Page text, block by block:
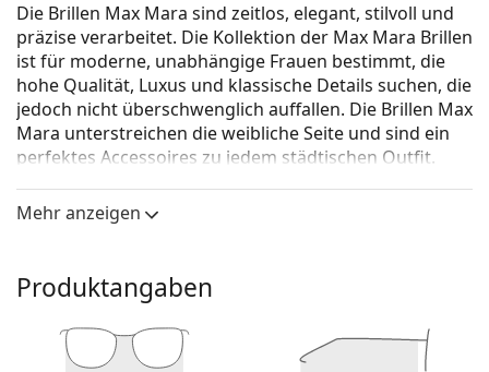
Die Brillen Max Mara sind zeitlos, elegant, stilvoll und
präzise verarbeitet. Die Kollektion der Max Mara Brillen
ist für moderne, unabhängige Frauen bestimmt, die
hohe Qualität, Luxus und klassische Details suchen, die
jedoch nicht überschwenglich auffallen. Die Brillen Max
Mara unterstreichen die weibliche Seite und sind ein
perfektes Accessoires zu jedem städtischen Outfit.
Max Mara MM 5055 054 15 54ist eine Brille für Frauen.
Schauen Sie sich mit der virtuellen Anprobefunktion
Brillenfassung
Die braune Farbe der Brillenfassung passt perfekt
zu warmen Hauttönen und hellbraunem,
Mehr anzeigen
Produktangaben